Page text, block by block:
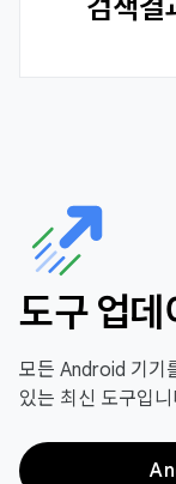
검색결
도구 업데
모든 Android 기기
있는 최신 도구입니